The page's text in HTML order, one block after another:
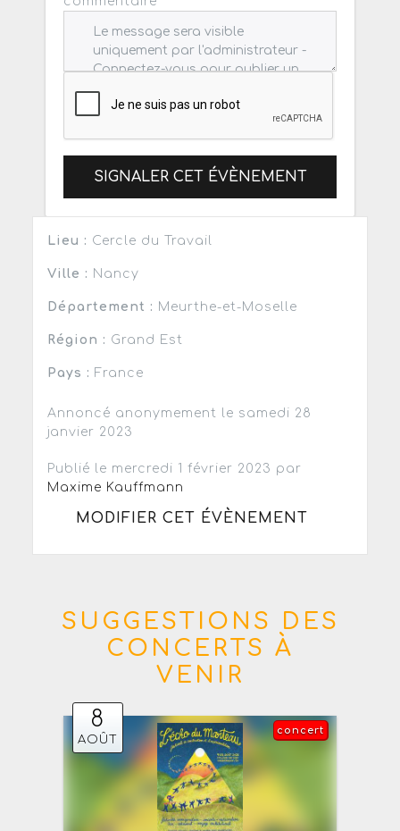
SIGNALER CET ÉVÈNEMENT
Lieu : Cercle du Travail
Ville : Nancy
Département : Meurthe-et-Moselle
Région : Grand Est
Pays : France
Annoncé anonymement le samedi 28
janvier 2023
Publié le mercredi 1 février 2023 par
Maxime Kauffmann
MODIFIER CET ÉVÈNEMENT
SUGGESTIONS DES
CONCERTS À
VENIR
8
AOÛT
concert